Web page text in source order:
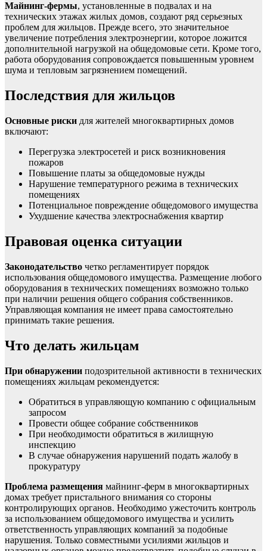
Майнинг-фермы, установленные в подвалах и на
технических этажах жилых домов, создают ряд серьезных
проблем для жильцов. Прежде всего, это значительное
увеличение потребления электроэнергии, которое ложится
дополнительной нагрузкой на общедомовые сети. Кроме того,
работа оборудования сопровождается повышенным уровнем
шума и тепловым загрязнением помещений.
Последствия для жильцов
Основные риски для жителей многоквартирных домов
включают:
Перегрузка электросетей и риск возникновения
пожаров
Повышение платы за общедомовые нужды
Нарушение температурного режима в технических
помещениях
Потенциальное повреждение общедомового имущества
Ухудшение качества электроснабжения квартир
Правовая оценка ситуации
Законодательство четко регламентирует порядок
использования общедомового имущества. Размещение любого
оборудования в технических помещениях возможно только
при наличии решения общего собрания собственников.
Управляющая компания не имеет права самостоятельно
принимать такие решения.
Что делать жильцам
При обнаружении подозрительной активности в технических
помещениях жильцам рекомендуется:
Обратиться в управляющую компанию с официальным
запросом
Провести общее собрание собственников
При необходимости обратиться в жилищную
инспекцию
В случае обнаружения нарушений подать жалобу в
прокуратуру
Проблема размещения майнинг-ферм в многоквартирных
домах требует пристального внимания со стороны
контролирующих органов. Необходимо ужесточить контроль
за использованием общедомового имущества и усилить
ответственность управляющих компаний за подобные
нарушения. Только совместными усилиями жильцов и